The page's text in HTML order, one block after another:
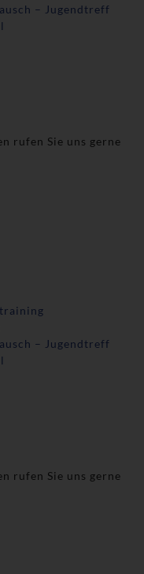
– Jugendtreff
rufen Sie uns gerne
– Jugendtreff
rufen Sie uns gerne